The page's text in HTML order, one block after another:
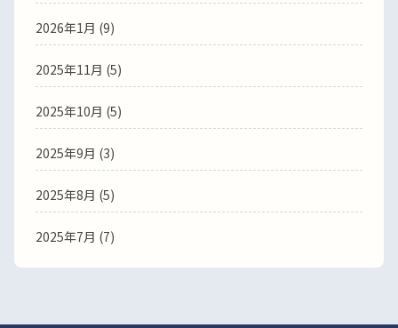
2026年1月 (9)
2025年11月 (5)
2025年10月 (5)
2025年9月 (3)
2025年8月 (5)
2025年7月 (7)